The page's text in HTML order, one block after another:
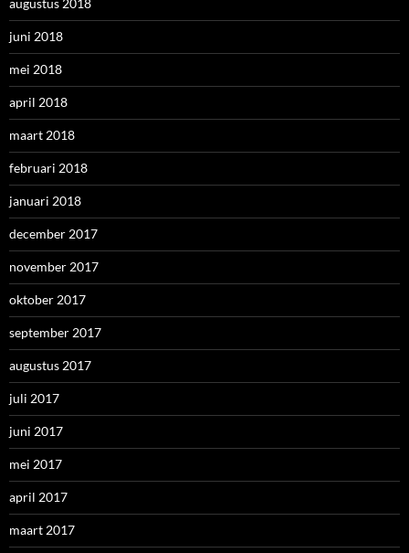
juni 2018
mei 2018
april 2018
maart 2018
februari 2018
januari 2018
december 2017
november 2017
oktober 2017
september 2017
augustus 2017
juli 2017
juni 2017
mei 2017
april 2017
maart 2017